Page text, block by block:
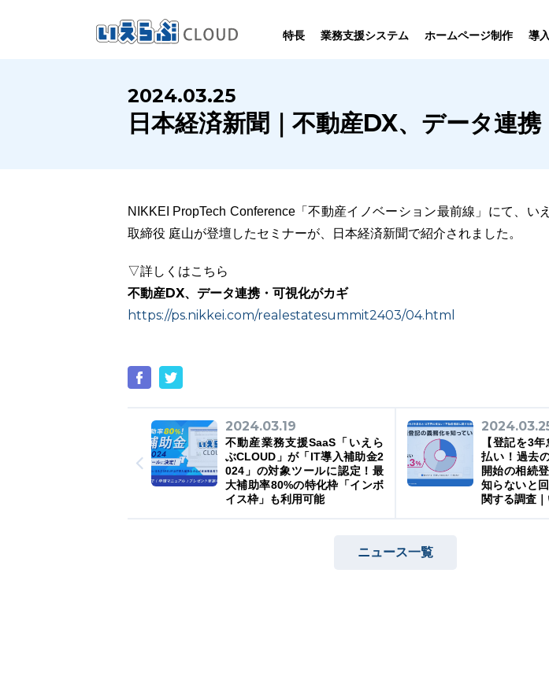
特長 業務支援システム
SYSTEM
いえらぶCLOUDは不動産業務を
幅広く支援しています。
賃貸仲介
業務向け機能
売買仲介
業務向け機能
ホームページ制作
HOMEPAGE
いえらぶは集客用ホームページを
不動産業に特化して制作しています。
制作について
導
PERFORMANCE
いえらぶCLOUDを実際にご利用の
お客様の声と制作実績のご紹介です。
ユーザー
INFORMATION
いえらぶCLOUDや不動産業界に関する
ニュース･ノウハウをお伝えします。
ニュース一覧
2024.03.25
日本経済新聞｜不動産DX、データ連
NIKKEI PropTech Conference「不動産イノベーション最前線」にて、い
取締役 庭山が登壇したセミナーが、日本経済新聞で紹介されました。
▽詳しくはこちら
不動産DX、データ連携・可視化がカギ
https://ps.nikkei.com/realestatesummit2403/04.html
2024.03.19
不動産業務支援SaaS「いえら
ぶCLOUD」が「IT導入補助金2
024」の対象ツールに認定！最
大補助率80%の特化枠「インボ
イス枠」も利用可能
【登記を3
払い！過去
開始の相続
知らないと
関する調査
ニュース一覧